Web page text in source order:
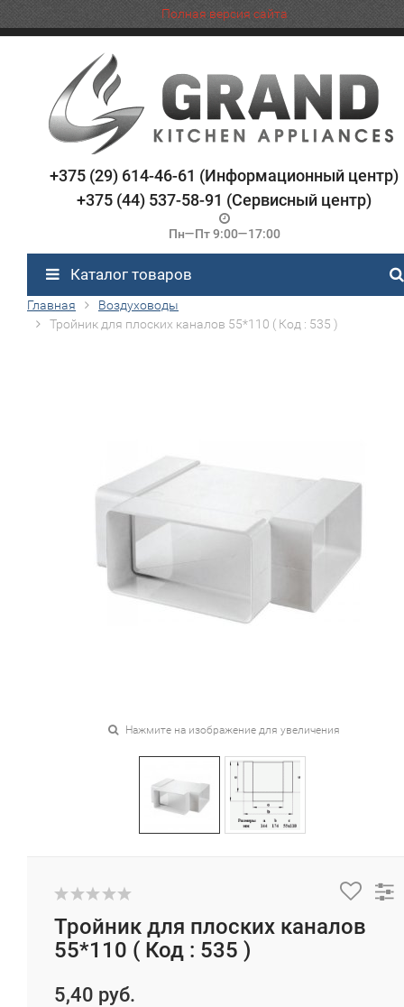
Полная версия сайта
+375 (29) 614-46-61 (Информационный центр)
+375 (44) 537-58-91 (Сервисный центр)
Пн—Пт 9:00—17:00
Каталог товаров
Главная
Воздуховоды
Тройник для плоских каналов 55*110 ( Код : 535 )
Нажмите на изображение для увеличения
Тройник для плоских каналов
55*110 ( Код : 535 )
5,40 руб.